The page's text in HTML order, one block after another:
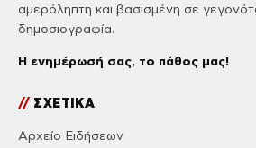
αμερόληπτη και βασισμένη σε
δημοσιογραφία.
Η ενημέρωσή σας, το πάθος μας!
//ΣΧΕΤΙΚΑ
Αρχείο Ειδήσεων